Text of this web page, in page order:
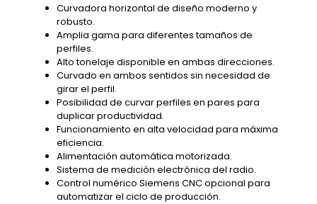
Curvadora horizontal de diseño moderno y
robusto.
Amplia gama para diferentes tamaños de
perfiles.
Alto tonelaje disponible en ambas direcciones.
Curvado en ambos sentidos sin necesidad de
girar el perfil.
Posibilidad de curvar perfiles en pares para
duplicar productividad.
Funcionamiento en alta velocidad para máxima
eficiencia.
Alimentación automática motorizada.
Sistema de medición electrónica del radio.
Control numérico Siemens CNC opcional para
automatizar el ciclo de producción.